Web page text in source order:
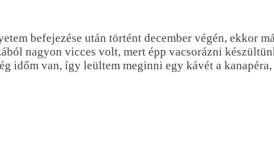
befejezése után történt december végén, ekkor
nagyon vicces volt, mert épp vacsorázni
időm van, így leültem meginni egy kávét a